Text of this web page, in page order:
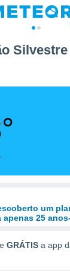
Silvestre
um
apenas 25
GRÁTIS a app